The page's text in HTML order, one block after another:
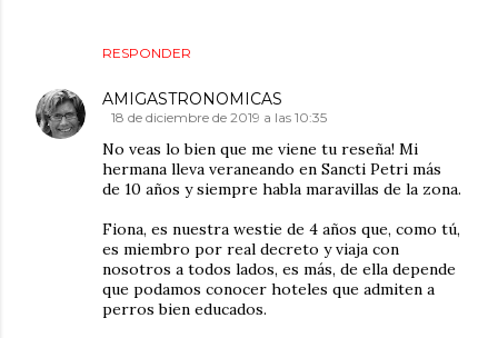
RESPONDER
AMIGASTRONOMICAS
18 de diciembre de 2019 a las 10:35
No veas lo bien que me viene tu reseña! Mi
hermana lleva veraneando en Sancti Petri más
de 10 años y siempre habla maravillas de la zona.
Fiona, es nuestra westie de 4 años que, como tú,
es miembro por real decreto y viaja con
nosotros a todos lados, es más, de ella depende
que podamos conocer hoteles que admiten a
perros bien educados.